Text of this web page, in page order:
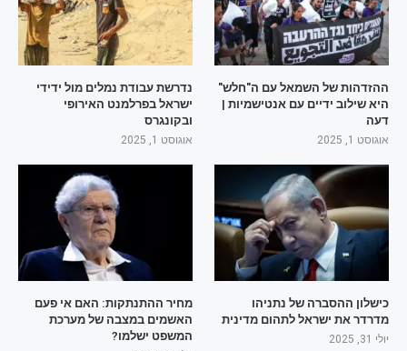
ההזדהות של השמאל עם ה"חלש"
היא שילוב ידיים עם אנטישמיות |
דעה
אוגוסט 1, 2025
נדרשת עבודת נמלים מול ידידי
ישראל בפרלמנט האירופי
ובקונגרס
אוגוסט 1, 2025
כישלון ההסברה של נתניהו
מדרדר את ישראל לתהום מדינית
יולי 31, 2025
מחיר ההתנתקות: האם אי פעם
האשמים במצבה של מערכת
המשפט ישלמו?